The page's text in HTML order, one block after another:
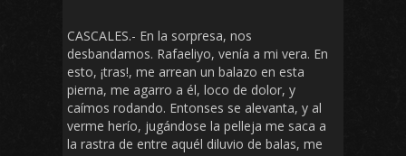
CASCALES.- En la sorpresa, nos
desbandamos. Rafaeliyo, venía a mi vera. En
esto, ¡tras!, me arrean un balazo en esta
pierna, me agarro a él, loco de dolor, y
caímos rodando. Entonses se alevanta, y al
verme herío, jugándose la pelleja me saca a
la rastra de entre aquél diluvio de balas, me